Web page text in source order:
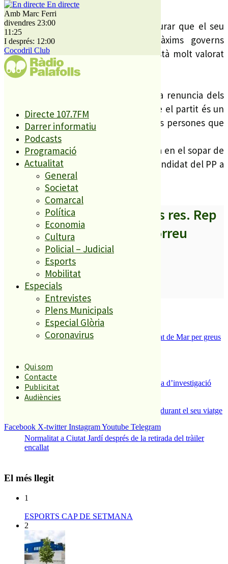
En directe
Amb Marc Ferri
divendres 23:00
11:25
I després: 12:00
Cocodril Club
Directe 107.7FM
Darrer informatiu
Podcasts
Programació
Actualitat
General
Societat
Comarcal
Política
Economia
Cultura
Policial – Judicial
Esports
Mobilitat
Especials
Entrevistes
Plens Municipals
Especial Glòria
Coronavirus
Qui som
Contacte
Publicitat
Audiències
Facebook X-twitter InstagramYoutube Telegram
entre altres formacions.
El secretari general del PP va assegurar que el seu
partit vol aconseguir estar als màxims governs
possibles, ja que segons ells el PP està molt valorat
per la seva gestió.
-*
Rafael Luna va dir, en referència a la renuncia dels
caps de llista de Malgrat i Blanes, que el partit és un
projecte comú i no personal, i que les persones que
així ho creuen no tenen cabuda al PP.
Luna ho va dir aquest cap de setmana en el sopar de
presentació d’Óscar Bermán com a candidat del PP a
A partir d’ara no et perdis res. Rep
els titulars al teu correu
SUBSCRIURE’M
És tendència ara
Tanquen un local de menjar ràpid a Malgrat de Mar per greus
ESPORTS CAP DE SETMANA
3
Un historiador local guanya la primera beca d’investigació
sobre el Castell de Palafolls
4
Un grup de cigonyes fa parada a Palafolls durant el seu viatge
5
Normalitat a Ciutat Jardí després de la retirada del tràiler
encallat
El més llegit
1
ESPORTS CAP DE SETMANA
2